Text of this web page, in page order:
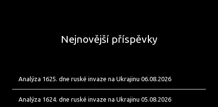
Nejnovější příspěvky
Analýza 1625. dne ruské invaze na Ukrajinu 06.08.2026
Analýza 1624. dne ruské invaze na Ukrajinu 05.08.2026